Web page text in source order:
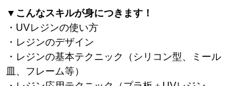
▼こんなスキルが身につきます！
・UVレジンの使い方
・レジンのデザイン
・レジンの基本テクニック（シリコン型、ミール
皿、フレーム等）